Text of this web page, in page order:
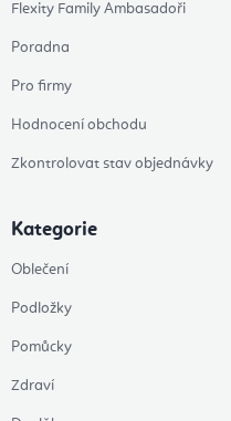
Flexity Family Ambasadoři
Poradna
Pro firmy
Hodnocení obchodu
Zkontrolovat stav objednávky
Kategorie
Oblečení
Podložky
Pomůcky
Zdraví